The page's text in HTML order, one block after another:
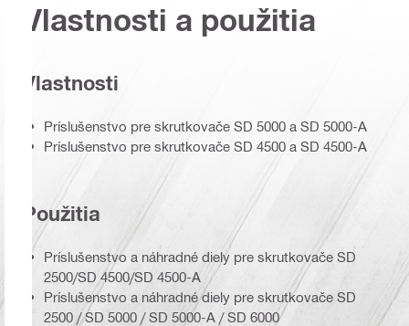
Vlastnosti a použitia
Vlastnosti
Príslušenstvo pre skrutkovače SD 5000 a SD 5000-A
Príslušenstvo pre skrutkovače SD 4500 a SD 4500-A
Použitia
Príslušenstvo a náhradné diely pre skrutkovače SD
2500/SD 4500/SD 4500-A
Príslušenstvo a náhradné diely pre skrutkovače SD
2500 / SD 5000 / SD 5000-A / SD 6000